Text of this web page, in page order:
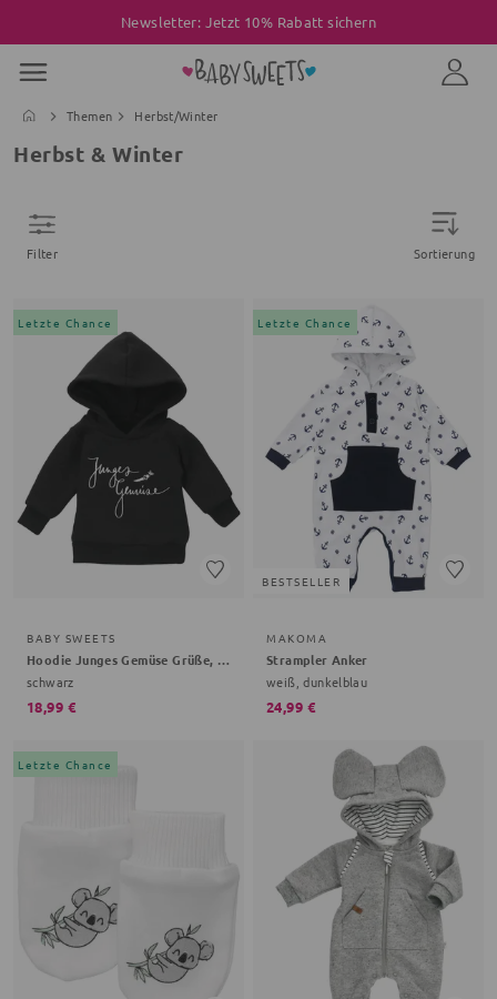
Newsletter: Jetzt 10% Rabatt sichern
Themen Herbst/Winter
Herbst & Winter
Filter Sortierung
Letzte Chance
BABY SWEETS
Hoodie Junges Gemüse Grüße, Gemüse
schwarz
18,99 €
Letzte Chance
BESTSELLER
MAKOMA
Strampler Anker
weiß, dunkelblau
24,99 €
Letzte Chance